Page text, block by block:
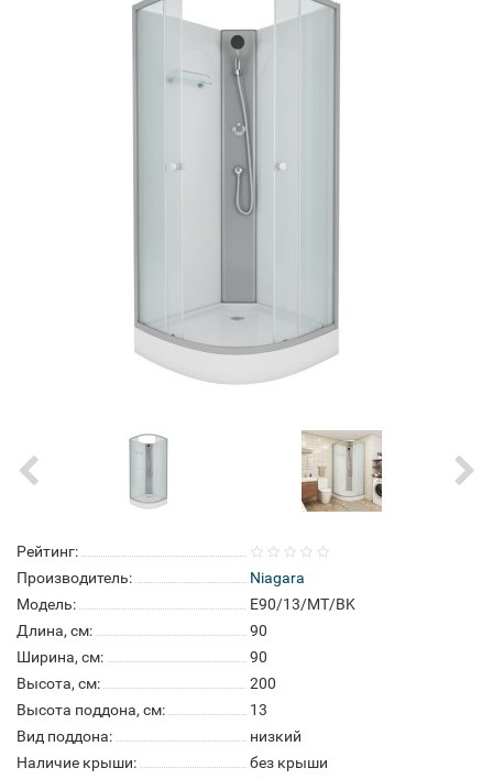
Рейтинг:
Производитель:
Niagara
Модель:
E90/13/MT/BK
Длина, см:
90
Ширина, см:
90
Высота, см:
200
Высота поддона, см:
13
Вид поддона:
низкий
Наличие крыши:
без крыши